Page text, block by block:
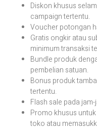
Diskon khusus
campaign tertentu.
Voucher potongan
Gratis ongkir atau
minimum transaksi
Bundle produk
pembelian satuan.
Bonus produk
tertentu.
Flash sale pada
Promo khusus
toko atau